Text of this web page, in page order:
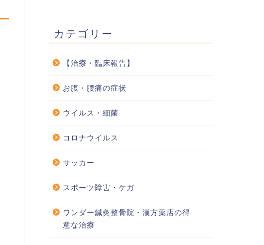
カテゴリー
【治療・臨床報告】
お腹・腰痛の症状
ウイルス・細菌
コロナウイルス
サッカー
スポーツ障害・ケガ
ワンダー鍼灸整骨院・漢方薬店の得
意な治療